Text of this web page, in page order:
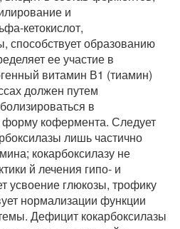
и
кетокислот,
способствует образованию
ее участие в
витамин В1 (тиамин)
должен путем
в
форму кофермента. Следует
лишь частично
кокарбоксилазу не
й лечения гипо- и
усвоение глюкозы, трофику
нормализации функции
Дефицит кокарбоксилазы